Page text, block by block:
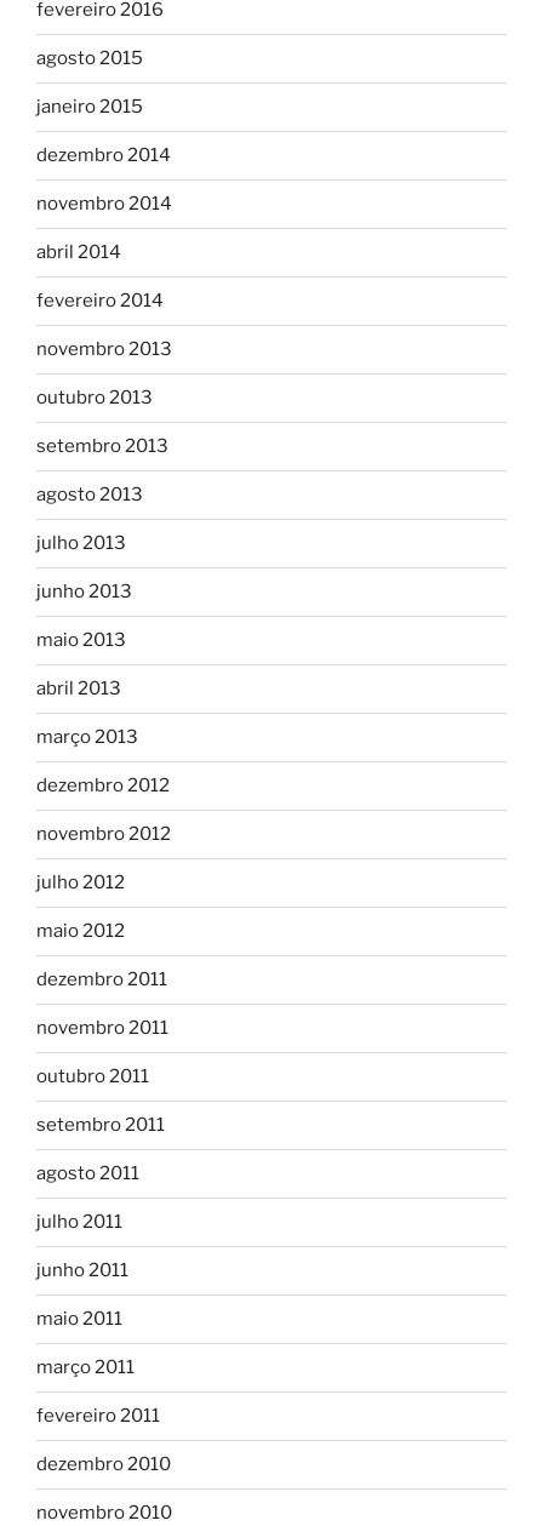
fevereiro 2016
agosto 2015
janeiro 2015
dezembro 2014
novembro 2014
abril 2014
fevereiro 2014
novembro 2013
outubro 2013
setembro 2013
agosto 2013
julho 2013
junho 2013
maio 2013
abril 2013
março 2013
dezembro 2012
novembro 2012
julho 2012
maio 2012
dezembro 2011
novembro 2011
outubro 2011
setembro 2011
agosto 2011
julho 2011
junho 2011
maio 2011
março 2011
fevereiro 2011
dezembro 2010
novembro 2010